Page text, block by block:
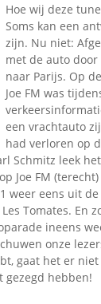
Hoe wij deze
Soms kan een
zijn. Nu niet:
met de auto door
naar Parijs. Op
Joe FM was
een vrachtauto
had verloren op
Schmitz leek
Joe FM
weer eens uit de
Tomates. En
ineens
onze
gaat het er
gezegd hebben!